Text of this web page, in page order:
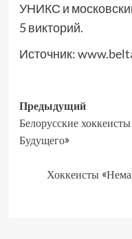
УНИКС и
5 викторий.
Источник:
Предыдущий
Белорусские
Будущего»
Хоккеисты